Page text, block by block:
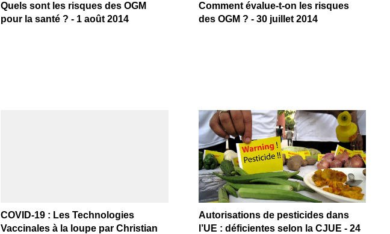
Quels sont les risques des OGM
pour la santé ? - 1 août 2014
Comment évalue-t-on les risques
des OGM ? - 30 juillet 2014
COVID-19 : Les Technologies
Vaccinales à la loupe par Christian
Autorisations de pesticides dans
l’UE : déficientes selon la CJUE - 24